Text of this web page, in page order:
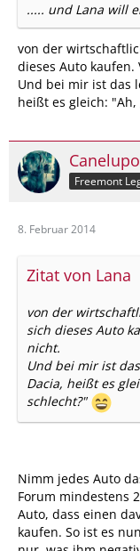
..... und Lana will
von der
dieses Auto
Und bei mir ist das
heißt es gleich:
Canelupo
Freemont
8. Februar 2014
Zitat von Lana
von der
sich dieses Auto
nicht.
Und bei mir ist
Dacia, heißt es
schlecht?"
Nimm jedes Auto
Forum mindestens
Auto, dass einen
kaufen. So ist es